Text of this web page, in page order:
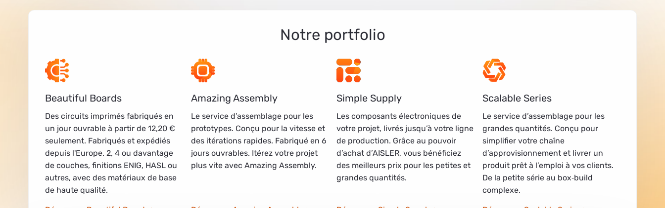
Notre portfolio
Beautiful Boards
Des circuits imprimés fabriqués en
un jour ouvrable à partir de 12,20 €
seulement. Fabriqués et expédiés
depuis l'Europe. 2, 4 ou davantage
de couches, finitions ENIG, HASL ou
autres, avec des matériaux de base
de haute qualité.
Amazing Assembly
Le service d’assemblage pour les
prototypes. Conçu pour la vitesse et
des itérations rapides. Fabriqué en 6
jours ouvrables. Itérez votre projet
plus vite avec Amazing Assembly.
Simple Supply
Les composants électroniques de
votre projet, livrés jusqu’à votre ligne
de production. Grâce au pouvoir
d’achat d’AISLER, vous bénéficiez
des meilleurs prix pour les petites et
grandes quantités.
Scalable Series
Le service d’assemblage pour les
grandes quantités. Conçu pour
simplifier votre chaîne
d’approvisionnement et livrer un
produit prêt à l’emploi à vos clients.
De la petite série au box‑build
complexe.